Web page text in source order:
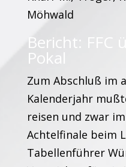
Möhwald
Bericht: FFC
Pokal
Zum Abschluß im
Kalenderjahr
reisen und zwar
Achtelfinale beim
Tabellenführer